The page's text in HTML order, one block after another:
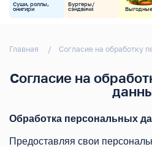
Суши, роллы,
онигири
Бургеры/
сэндвичи
Главная Согласие на обработку
Согласие на
Обработка персональных
Предоставляя свои